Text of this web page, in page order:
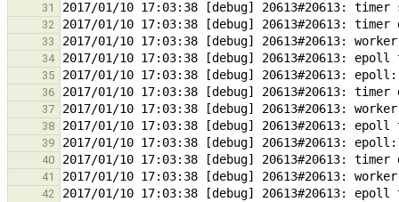
31
32
33
34
35
36
37
38
39
40
41
42